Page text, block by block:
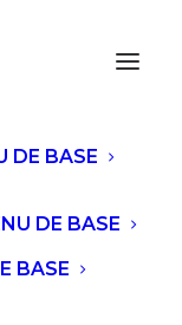
DE BASE
DE BASE
BASE